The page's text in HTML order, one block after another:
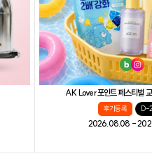
AK Lover 포인트 페스티벌
후기등록 D-
2026.08.08 -